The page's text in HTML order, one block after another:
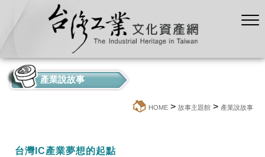
產業說故事
HOME > 故事主題館 > 產業說故事
台灣IC產業夢想的起點